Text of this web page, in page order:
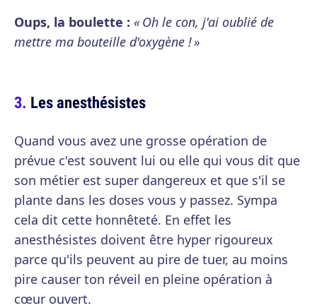
Oups, la boulette : « Oh le con, j'ai oublié de
mettre ma bouteille d'oxygène ! »
Les anesthésistes
Quand vous avez une grosse opération de
prévue c'est souvent lui ou elle qui vous dit que
son métier est super dangereux et que s'il se
plante dans les doses vous y passez. Sympa
cela dit cette honnêteté. En effet les
anesthésistes doivent être hyper rigoureux
parce qu'ils peuvent au pire de tuer, au moins
pire causer ton réveil en pleine opération à
cœur ouvert.